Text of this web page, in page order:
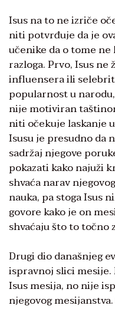
Isus na to ne izriče
niti potvrđuje da je
učenike da o tome ne
razloga. Prvo, Isus
influensera ili
popularnost u
nije motiviran
niti očekuje laskanje
Isusu je presudno da
sadržaj njegove
pokazati kako najuži
shvaća narav
nauka, pa stoga Isus
govore kako je on
shvaćaju što to točno
Drugi dio današnjeg
ispravnoj slici mesije.
Isus mesija, no nije
njegovog